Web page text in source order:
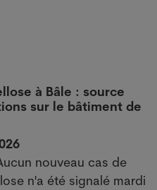
à Bâle : source
sur le bâtiment de
nouveau cas de
n'a été signalé mardi